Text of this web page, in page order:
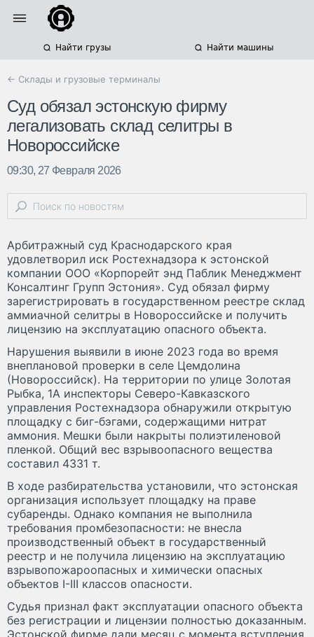
Найти грузы Найти машины
← Склады и грузовые терминалы
Суд обязал эстонскую фирму
легализовать склад селитры в
Новороссийске
09:30, 27 Февраля 2026
Арбитражный суд Краснодарского края
удовлетворил иск Ростехнадзора к эстонской
компании ООО «Корпорейт энд Паблик Менеджмент
Консалтинг Групп Эстония». Суд обязал фирму
зарегистрировать в государственном реестре склад
аммиачной селитры в Новороссийске и получить
лицензию на эксплуатацию опасного объекта.
Нарушения выявили в июне 2023 года во время
внеплановой проверки в селе Цемдолина
(Новороссийск). На территории по улице Золотая
Рыбка, 1А инспекторы Северо-Кавказского
управления Ростехнадзора обнаружили открытую
площадку с биг-бэгами, содержащими нитрат
аммония. Мешки были накрыты полиэтиленовой
пленкой. Общий вес взрывоопасного вещества
составил 4331 т.
В ходе разбирательства установили, что эстонская
организация использует площадку на праве
субаренды. Однако компания не выполнила
требования промбезопасности: не внесла
производственный объект в государственный
реестр и не получила лицензию на эксплуатацию
взрывопожароопасных и химически опасных
объектов I-III классов опасности.
Судья признал факт эксплуатации опасного объекта
без регистрации и лицензии полностью доказанным.